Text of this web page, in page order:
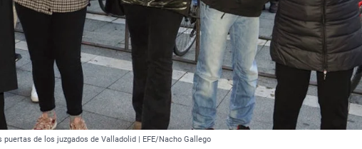
de los juzgados de Valladolid | EFE/Nacho Gallego